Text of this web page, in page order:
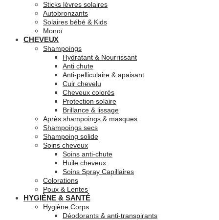
Sticks lèvres solaires
Autobronzants
Solaires bébé & Kids
Monoï
CHEVEUX
Shampoings
Hydratant & Nourrissant
Anti chute
Anti-pelliculaire & apaisant
Cuir chevelu
Cheveux colorés
Protection solaire
Brillance & lissage
Après shampoings & masques
Shampoings secs
Shampoing solide
Soins cheveux
Soins anti-chute
Huile cheveux
Soins Spray Capillaires
Colorations
Poux & Lentes
HYGIÈNE & SANTÉ
Hygiène Corps
Déodorants & anti-transpirants